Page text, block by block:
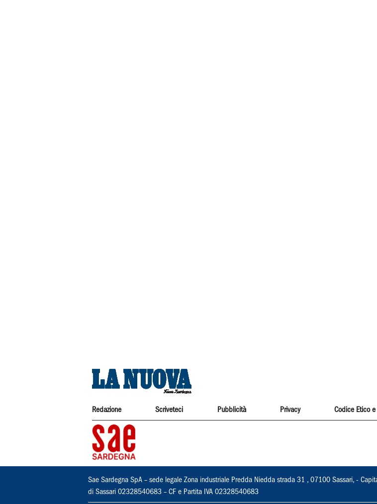
Redazione Scriveteci Pubblicità Privacy Codice Etico
Sae Sardegna SpA – sede legale Zona industriale Predda Niedda strada 31 , 07100 Sassari, -
di Sassari 02328540683 – CF e Partita IVA 02328540683